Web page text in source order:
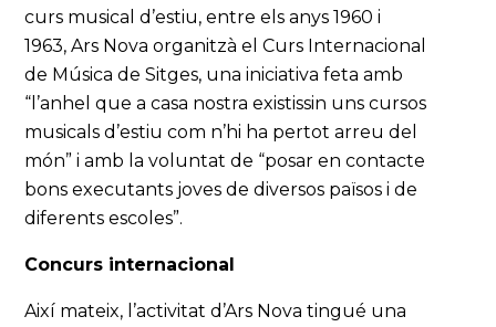
curs musical d’estiu, entre els anys 1960 i
1963, Ars Nova organitzà el Curs Internacional
de Música de Sitges, una iniciativa feta amb
“l’anhel que a casa nostra existissin uns cursos
musicals d’estiu com n’hi ha pertot arreu del
món” i amb la voluntat de “posar en contacte
bons executants joves de diversos països i de
diferents escoles”.
Concurs internacional
Així mateix, l’activitat d’Ars Nova tingué una